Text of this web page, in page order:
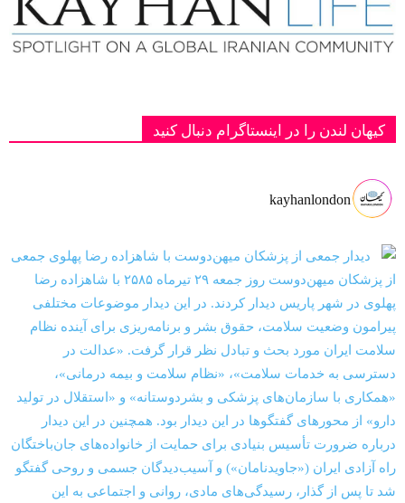
کیهان لندن را در اینستاگرام دنبال کنید
kayhanlondon